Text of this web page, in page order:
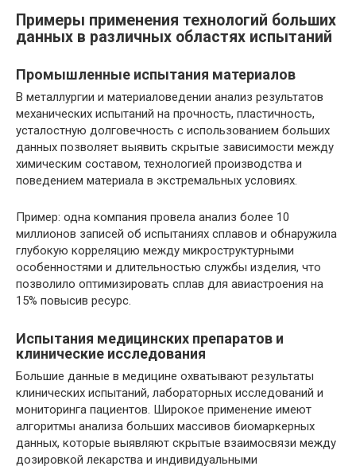
Примеры применения технологий больших
данных в различных областях испытаний
Промышленные испытания материалов
В металлургии и материаловедении анализ результатов
механических испытаний на прочность, пластичность,
усталостную долговечность с использованием больших
данных позволяет выявить скрытые зависимости между
химическим составом, технологией производства и
поведением материала в экстремальных условиях.
Пример: одна компания провела анализ более 10
миллионов записей об испытаниях сплавов и обнаружила
глубокую корреляцию между микроструктурными
особенностями и длительностью службы изделия, что
позволило оптимизировать сплав для авиастроения на
15% повысив ресурс.
Испытания медицинских препаратов и
клинические исследования
Большие данные в медицине охватывают результаты
клинических испытаний, лабораторных исследований и
мониторинга пациентов. Широкое применение имеют
алгоритмы анализа больших массивов биомаркерных
данных, которые выявляют скрытые взаимосвязи между
дозировкой лекарства и индивидуальными